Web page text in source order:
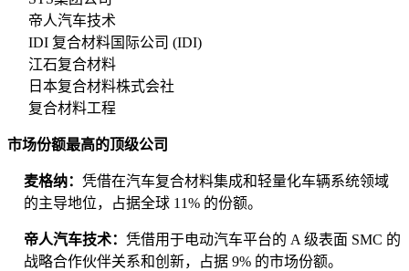
帝人汽车技术
IDI 复合材料国际公司 (IDI)
江石复合材料
日本复合材料株式会社
复合材料工程
市场份额最高的顶级公司
麦格纳： 凭借在汽车复合材料集成和轻量化车辆系统领域
的主导地位，占据全球 11% 的份额。
帝人汽车技术： 凭借用于电动汽车平台的 A 级表面 SMC 的
战略合作伙伴关系和创新，占据 9% 的市场份额。